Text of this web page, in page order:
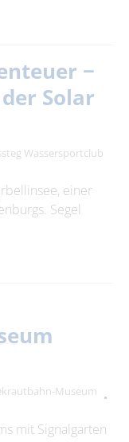
−
Solar
Wassersportclub
einer
Segel
Museum
mit Signalgarten